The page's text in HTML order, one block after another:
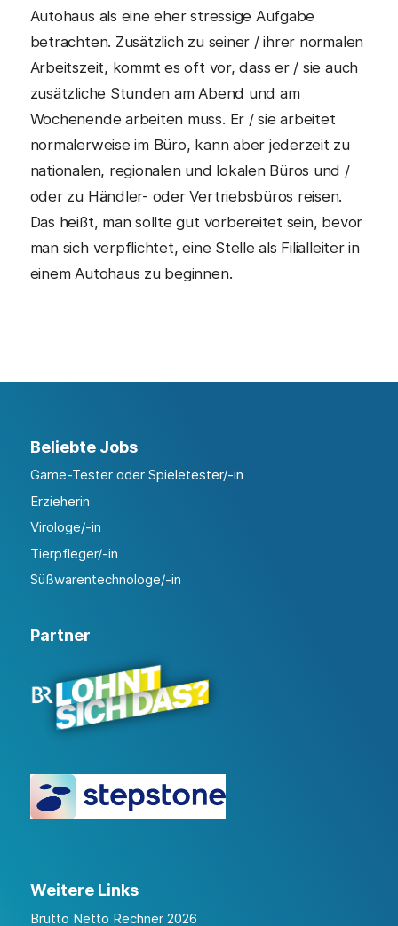
Autohaus als eine eher stressige Aufgabe
betrachten. Zusätzlich zu seiner / ihrer normalen
Arbeitszeit, kommt es oft vor, dass er / sie auch
zusätzliche Stunden am Abend und am
Wochenende arbeiten muss. Er / sie arbeitet
normalerweise im Büro, kann aber jederzeit zu
nationalen, regionalen und lokalen Büros und /
oder zu Händler- oder Vertriebsbüros reisen.
Das heißt, man sollte gut vorbereitet sein, bevor
man sich verpflichtet, eine Stelle als Filialleiter in
einem Autohaus zu beginnen.
Beliebte Jobs
Game-Tester oder Spieletester/-in
Erzieherin
Virologe/-in
Tierpfleger/-in
Süßwarentechnologe/-in
Partner
Weitere Links
Brutto Netto Rechner 2026